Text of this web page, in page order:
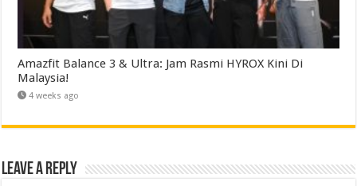
Amazfit Balance 3 & Ultra: Jam Rasmi HYROX Kini Di
Malaysia!
4 weeks ago
Leave a Reply